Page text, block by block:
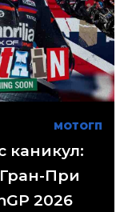
МОТОГП
каникул:
При
2026